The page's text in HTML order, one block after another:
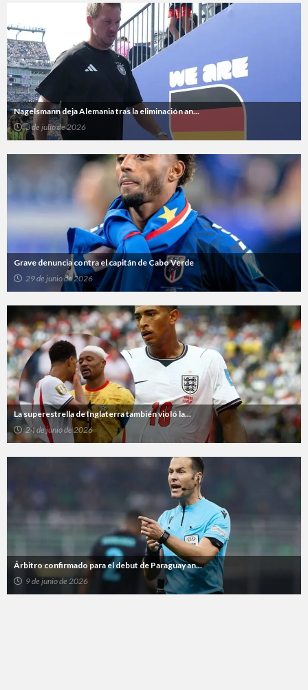
Nagelsmann deja Alemania tras la eliminación an...
3 de julio de 2026
Grave denuncia contra el capitán de Cabo Verde
29 de junio de 2026
La superestrella de Inglaterra también violó la...
24 de junio de 2026
Árbitro confirmado para el debut de Paraguay an...
9 de junio de 2026